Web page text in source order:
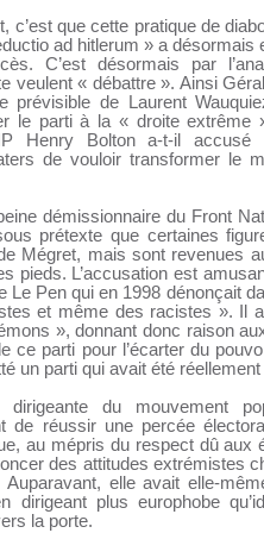
c’est que cette pratique de
ad hitlerum » a désormais
C’est désormais par
veulent « débattre ». Ainsi
prévisible de Laurent
le parti à la « droite extrême
Henry Bolton a-t-il accusé
de vouloir transformer le
démissionnaire du Front
prétexte que certaines
Mégret, mais sont revenues
pieds. L’accusation est
Le Pen qui en 1998 dénonçait
et même des racistes ». Il
», donnant donc raison
ce parti pour l’écarter du
un parti qui avait été
dirigeante du mouvement
de réussir une percée
au mépris du respect dû aux
des attitudes extrémistes
elle avait elle-
dirigeant plus europhobe
la porte.